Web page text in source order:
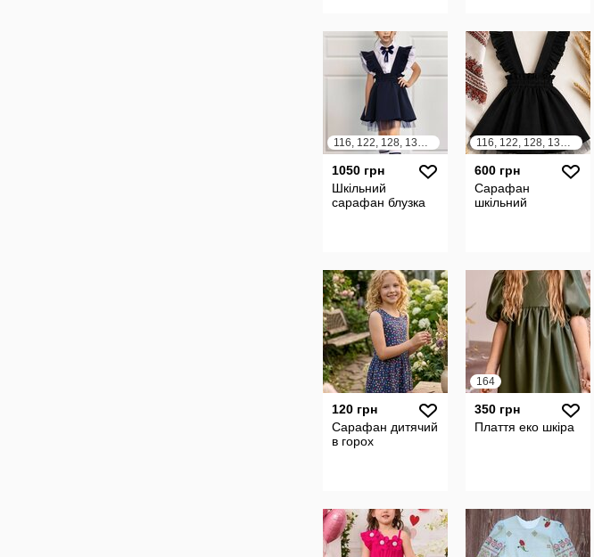
116, 122, 128, 134, 140
1050 грн
Шкільний
сарафан блузка
116, 122, 128, 134, 140
600 грн
Сарафан
шкільний
120 грн
Сарафан дитячий
в горох
164
350 грн
Плаття еко шкіра